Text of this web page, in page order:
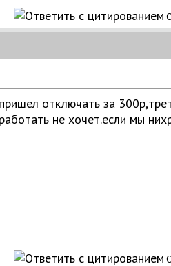
отключать за
не хочет.если мы